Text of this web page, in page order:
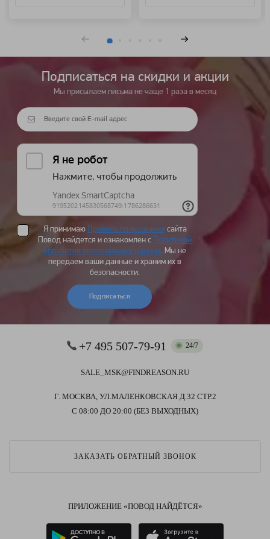
Подписаться на cкидки и акции
Мы присылаем письма не чаще 1 раза в месяц
Я принимаю Правила пользования сайта
Повод найдется и ознакомлен с Политикой
обработки персональных данных. Мы не
передаем ваши данные и храним их в
безопасности.
Подписаться
+7 495 507-79-91 24/7
SALE_MSK@FINDREASON.RU
Г. МОСКВА, УЛ.МАЛЕНКОВСКАЯ Д.32 СТР.2
С 08:00 ДО 20:00 (БЕЗ ВЫХОДНЫХ)
ЗАКАЗАТЬ ОБРАТНЫЙ ЗВОНОК
ПРИЛОЖЕНИЕ «ПОВОД НАЙДЁТСЯ»